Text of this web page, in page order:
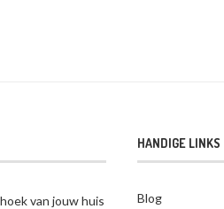
van jouw huis
HANDIGE LINKS
Blog